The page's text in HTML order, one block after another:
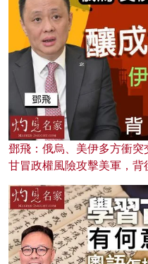
鄧飛：俄烏、美伊多方衝
甘冒政權風險攻擊美軍，背